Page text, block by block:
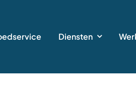
Diensten